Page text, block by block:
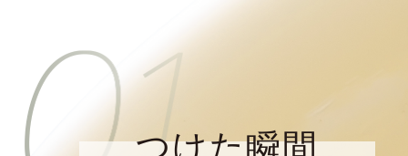
つけた瞬間